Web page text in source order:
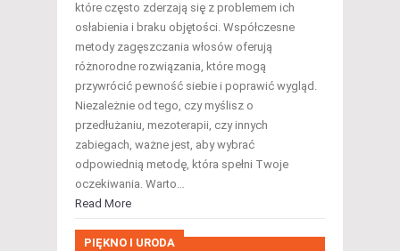
które często zderzają się z problemem ich
osłabienia i braku objętości. Współczesne
metody zagęszczania włosów oferują
różnorodne rozwiązania, które mogą
przywrócić pewność siebie i poprawić wygląd.
Niezależnie od tego, czy myślisz o
przedłużaniu, mezoterapii, czy innych
zabiegach, ważne jest, aby wybrać
odpowiednią metodę, która spełni Twoje
oczekiwania. Warto…
Read More
PIĘKNO I URODA